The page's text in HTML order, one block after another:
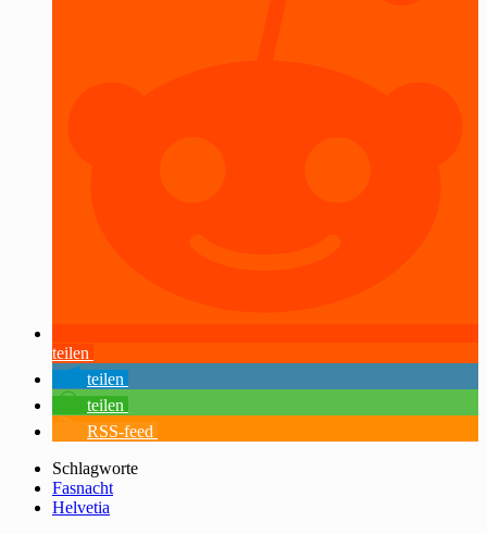
teilen
teilen
teilen
RSS-feed
Schlagworte
Fasnacht
Helvetia